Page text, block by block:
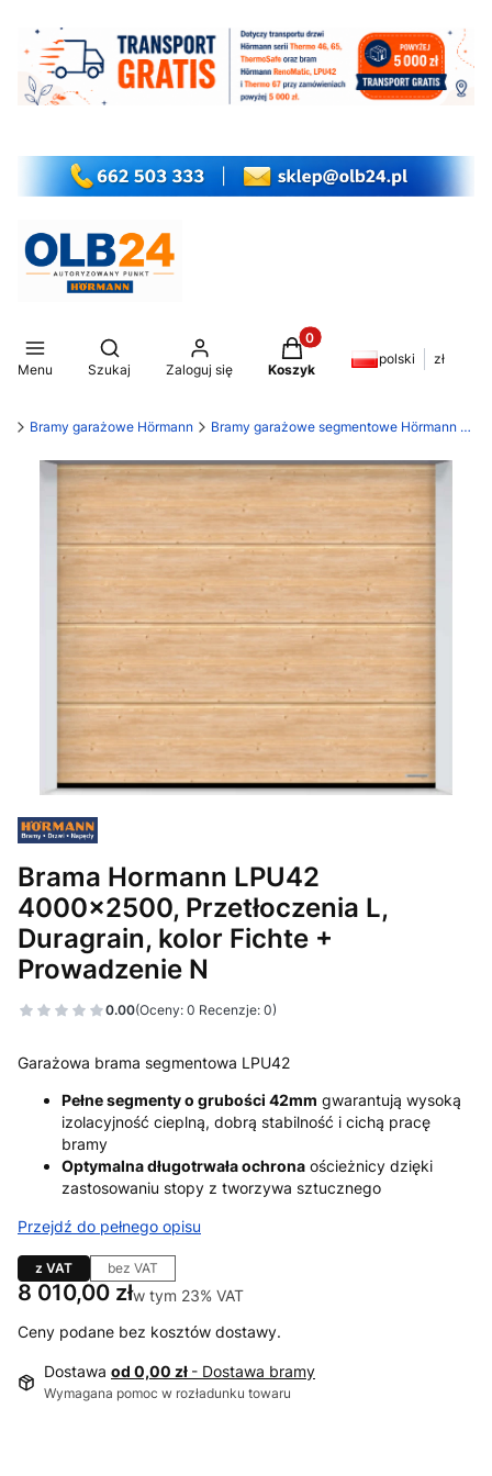
Menu
Otwórz wyszukiwarkę
Szukaj Zaloguj się
Produkty w koszyku: 0.
Koszyk
polski zł
Bramy garażowe Hörmann Bramy garażowe segmentowe Hörmann LPU 42
Brama Hormann LPU42
4000x2500, Przetłoczenia L,
Duragrain, kolor Fichte +
Prowadzenie N
0.00(Oceny: 0 Recenzje: 0)
Garażowa brama segmentowa LPU42
Pełne segmenty o grubości 42mm gwarantują wysoką
izolacyjność cieplną, dobrą stabilność i cichą pracę
bramy
Optymalna długotrwała ochrona ościeżnicy dzięki
zastosowaniu stopy z tworzywa sztucznego
Przejdź do pełnego opisu
z VAT bez VAT
Cena
8 010,00 złw tym 23% VAT
w tym 23% VAT
Ceny podane bez kosztów dostawy.
Dostawa od 0,00 zł - Dostawa bramy
Wymagana pomoc w rozładunku towaru